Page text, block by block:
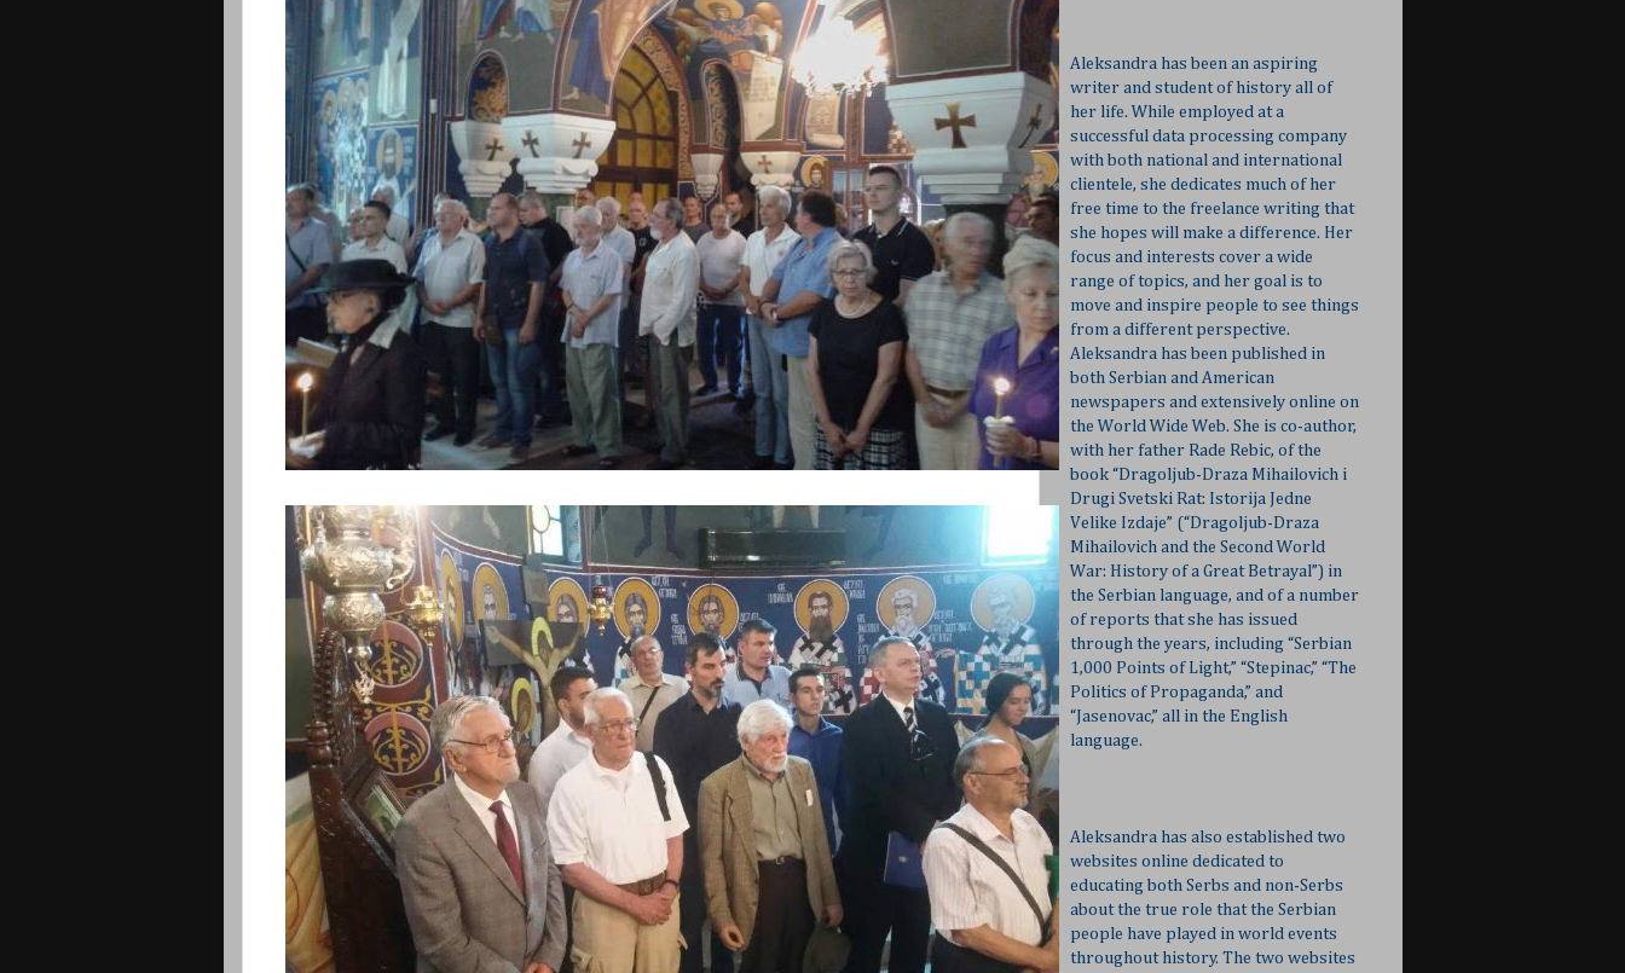
Aleksandra has been an aspiring
writer and student of history all of
her life. While employed at a
successful data processing company
with both national and international
clientele, she dedicates much of her
free time to the freelance writing that
she hopes will make a difference. Her
focus and interests cover a wide
range of topics, and her goal is to
move and inspire people to see things
from a different perspective.
Aleksandra has been published in
both Serbian and American
newspapers and extensively online on
the World Wide Web. She is co-author,
with her father Rade Rebic, of the
book “Dragoljub-Draza Mihailovich i
Drugi Svetski Rat: Istorija Jedne
Velike Izdaje” (“Dragoljub-Draza
Mihailovich and the Second World
War: History of a Great Betrayal”) in
the Serbian language, and of a number
of reports that she has issued
through the years, including “Serbian
1,000 Points of Light,” “Stepinac,” “The
Politics of Propaganda,” and
“Jasenovac,” all in the English
language.
Aleksandra has also established two
websites online dedicated to
educating both Serbs and non-Serbs
about the true role that the Serbian
people have played in world events
throughout history. The two websites